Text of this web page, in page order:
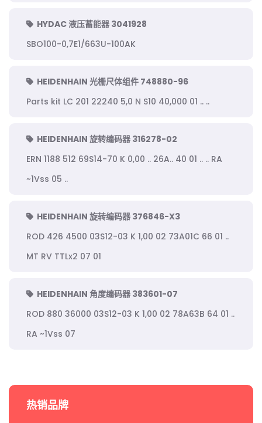
HYDAC 液压蓄能器 3041928
SBO100-0,7E1/663U-100AK
HEIDENHAIN 光栅尺体组件 748880-96
Parts kit LC 201 22240 5,0 N S10 40,000 01 .. ..
HEIDENHAIN 旋转编码器 316278-02
ERN 1188 512 69S14-70 K 0,00 .. 26A.. 40 01 .. .. RA
~1Vss 05 ..
HEIDENHAIN 旋转编码器 376846-X3
ROD 426 4500 03S12-03 K 1,00 02 73A01C 66 01 ..
MT RV TTLx2 07 01
HEIDENHAIN 角度编码器 383601-07
ROD 880 36000 03S12-03 K 1,00 02 78A63B 64 01 ..
RA ~1Vss 07
热销品牌